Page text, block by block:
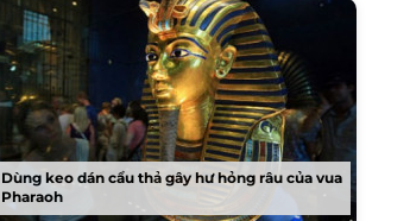
Dùng keo dán cẩu thả gây hư hỏng râu của vua
Pharaoh